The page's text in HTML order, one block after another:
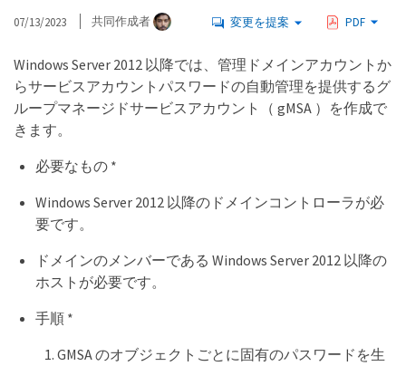
07/13/2023 共同作成者 変更を提案 PDF
Windows Server 2012 以降では、管理ドメインアカウントか
らサービスアカウントパスワードの自動管理を提供するグ
ループマネージドサービスアカウント（ gMSA ）を作成で
きます。
必要なもの *
Windows Server 2012 以降のドメインコントローラが必
要です。
ドメインのメンバーである Windows Server 2012 以降の
ホストが必要です。
手順 *
GMSA のオブジェクトごとに固有のパスワードを生